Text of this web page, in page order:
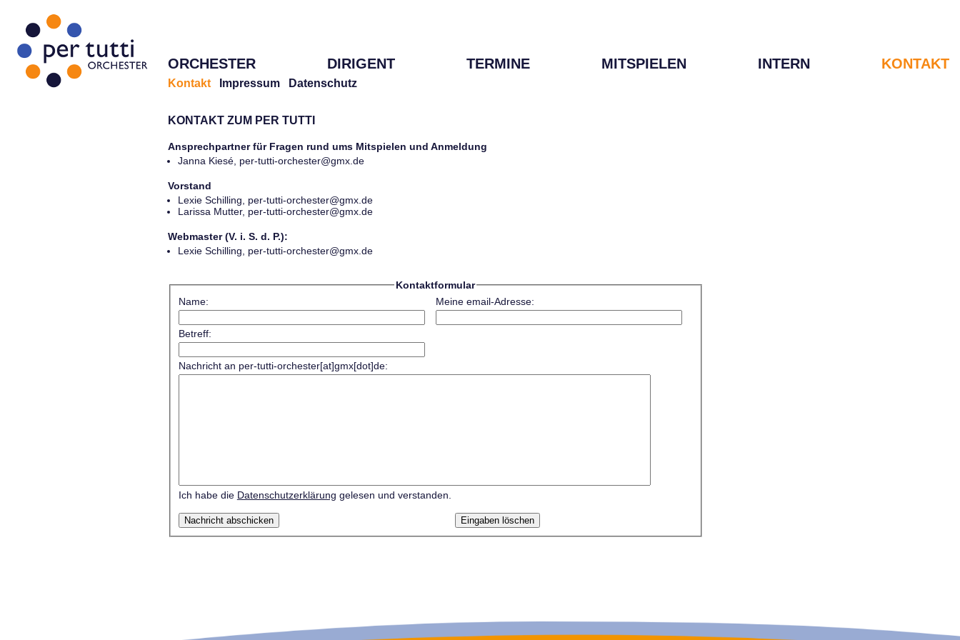
ORCHESTER DIRIGENT TERMINE MITSPIELEN INTERN KONTAKT
Kontakt Impressum Datenschutz
KONTAKT ZUM PER TUTTI
Ansprechpartner für Fragen rund ums Mitspielen und Anmeldung
Janna Kiesé, per-tutti-orchester@gmx.de
Vorstand
Lexie Schilling, per-tutti-orchester@gmx.de
Larissa Mutter, per-tutti-orchester@gmx.de
Webmaster (V. i. S. d. P.):
Lexie Schilling, per-tutti-orchester@gmx.de
Kontaktformular
Name:
Meine email-Adresse:
Betreff:
Nachricht an per-tutti-orchester[at]gmx[dot]de:
Ich habe die Datenschutzerklärung gelesen und verstanden.